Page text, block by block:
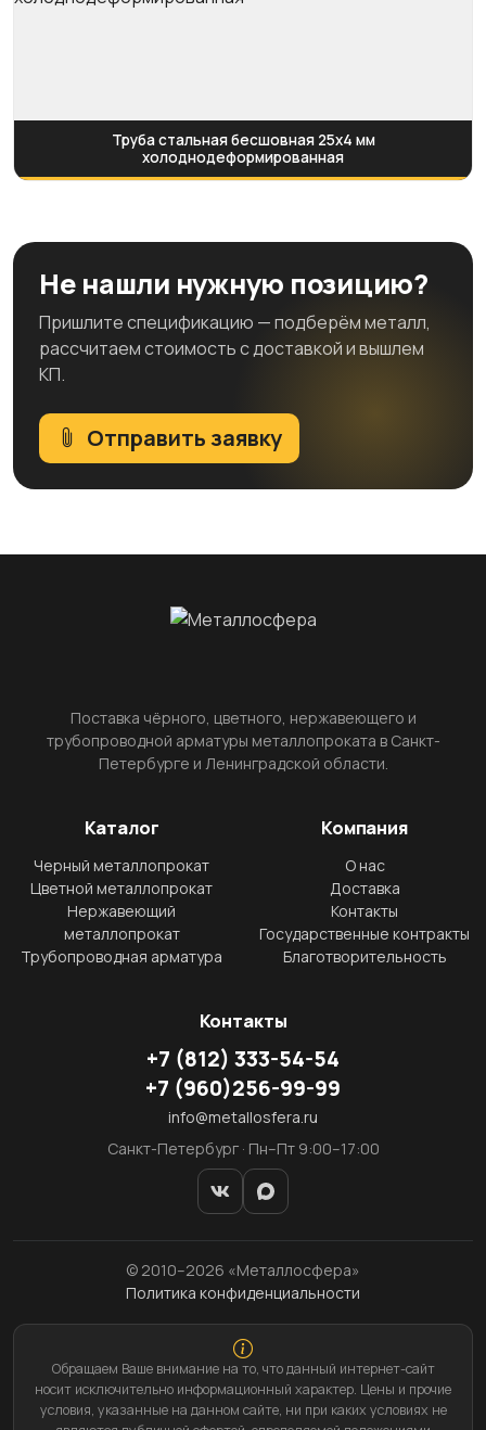
Труба стальная бесшовная 25х4 мм
холоднодеформированная
Не нашли нужную позицию?
Пришлите спецификацию — подберём металл,
рассчитаем стоимость с доставкой и вышлем
КП.
Отправить заявку
Поставка чёрного, цветного, нержавеющего и
трубопроводной арматуры металлопроката в Санкт-
Петербурге и Ленинградской области.
Каталог
Черный металлопрокат
Цветной металлопрокат
Нержавеющий
металлопрокат
Трубопроводная арматура
Компания
О нас
Доставка
Контакты
Государственные контракты
Благотворительность
Контакты
+7 (812) 333-54-54
+7 (960)256-99-99
info@metallosfera.ru
Санкт-Петербург · Пн–Пт 9:00–17:00
© 2010–2026 «Металлосфера»
Политика конфиденциальности
Обращаем Ваше внимание на то, что данный интернет-сайт
носит исключительно информационный характер. Цены и прочие
условия, указанные на данном сайте, ни при каких условиях не